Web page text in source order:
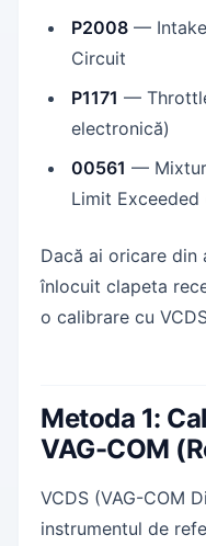
P2008 —
Circuit
P1171 —
electronică)
00561 —
Limit Exceeded
Dacă ai oricare din
înlocuit clapeta
o calibrare cu
Metoda 1:
VAG-COM
VCDS (VAG-COM
instrumentul de